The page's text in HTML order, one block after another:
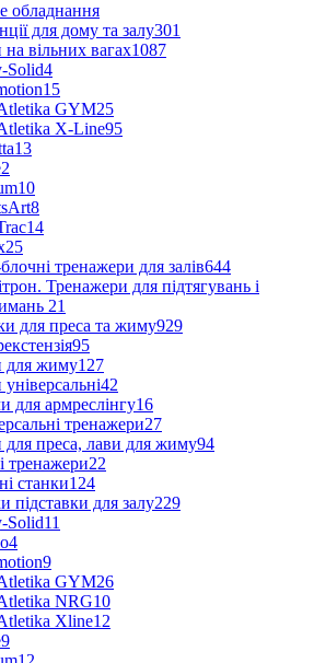
обладнання
для дому та залу301
вільних вагах1087
Solid4
15
GYM25
X-Line95
13
2
10
8
14
25
тренажери для залів644
Тренажери для підтягувань і
21
для преса та жиму929
95
для жиму127
42
для армреслінгу16
тренажери27
для преса, лави для жиму94
тренажери22
станки124
підставки для залу229
Solid11
4
9
GYM26
NRG10
Xline12
9